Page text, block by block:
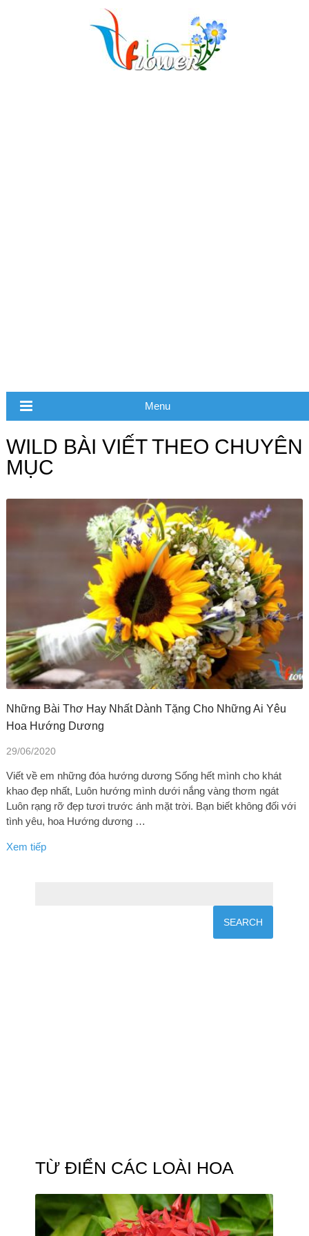
Menu
WILD BÀI VIẾT THEO CHUYÊN
MỤC
Những Bài Thơ Hay Nhất Dành Tặng Cho Những Ai Yêu
Hoa Hướng Dương
29/06/2020
Viết về em những đóa hướng dương Sống hết mình cho khát
khao đẹp nhất, Luôn hướng mình dưới nắng vàng thơm ngát
Luôn rạng rỡ đẹp tươi trước ánh mặt trời. Bạn biết không đối với
tình yêu, hoa Hướng dương …
Xem tiếp
TỪ ĐIỂN CÁC LOÀI HOA